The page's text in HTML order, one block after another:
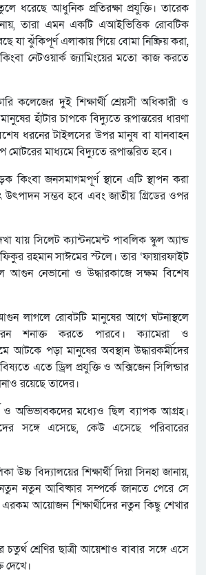
ধরেছে আধুনিক প্রতিরক্ষা প্রযুক্তি। তারেক
তারা এমন একটি এআইভিত্তিক রোবটিক
যা ঝুঁকিপূর্ণ এলাকায় গিয়ে বোমা নিষ্ক্রিয় করা,
নেটওয়ার্ক জ্যামিংয়ের মতো কাজ করতে
কলেজের দুই শিক্ষার্থী শ্রেয়সী অধিকারী ও
হাঁটার চাপকে বিদ্যুতে রূপান্তরের ধারণা
ধরনের টাইলসের উপর মানুষ বা যানবাহন
মাধ্যমে বিদ্যুতে রূপান্তরিত হবে।
কিংবা জনসমাগমপূর্ণ স্থানে এটি স্থাপন করা
উৎপাদন সম্ভব হবে এবং জাতীয় গ্রিডের ওপর
যায় সিলেট ক্যান্টনমেন্ট পাবলিক স্কুল অ্যান্ড
রহমান সাঈমের স্টলে। তার ‘ফায়ারফাইট
আগুন নেভানো ও উদ্ধারকাজে সক্ষম বিশেষ
লাগলে রোবটটি মানুষের আগে ঘটনাস্থলে
শনাক্ত করতে পারবে। ক্যামেরা ও
আটকে পড়া মানুষের অবস্থান উদ্ধারকর্মীদের
এতে ড্রিল প্রযুক্তি ও অক্সিজেন সিলিন্ডার
রয়েছে তাদের।
ও অভিভাবকদের মধ্যেও ছিল ব্যাপক আগ্রহ।
সঙ্গে এসেছে, কেউ এসেছে পরিবারের
উচ্চ বিদ্যালয়ের শিক্ষার্থী দিয়া সিনহা জানায়,
নতুন আবিষ্কার সম্পর্কে জানতে পেরে সে
আয়োজন শিক্ষার্থীদের নতুন কিছু শেখার
শ্রেণির ছাত্রী আয়েশাও বাবার সঙ্গে এসে
দেখে।